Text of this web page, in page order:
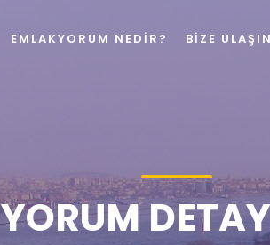
YORUM
EMLAKYORUM NEDIR? BIZE ULAŞIN